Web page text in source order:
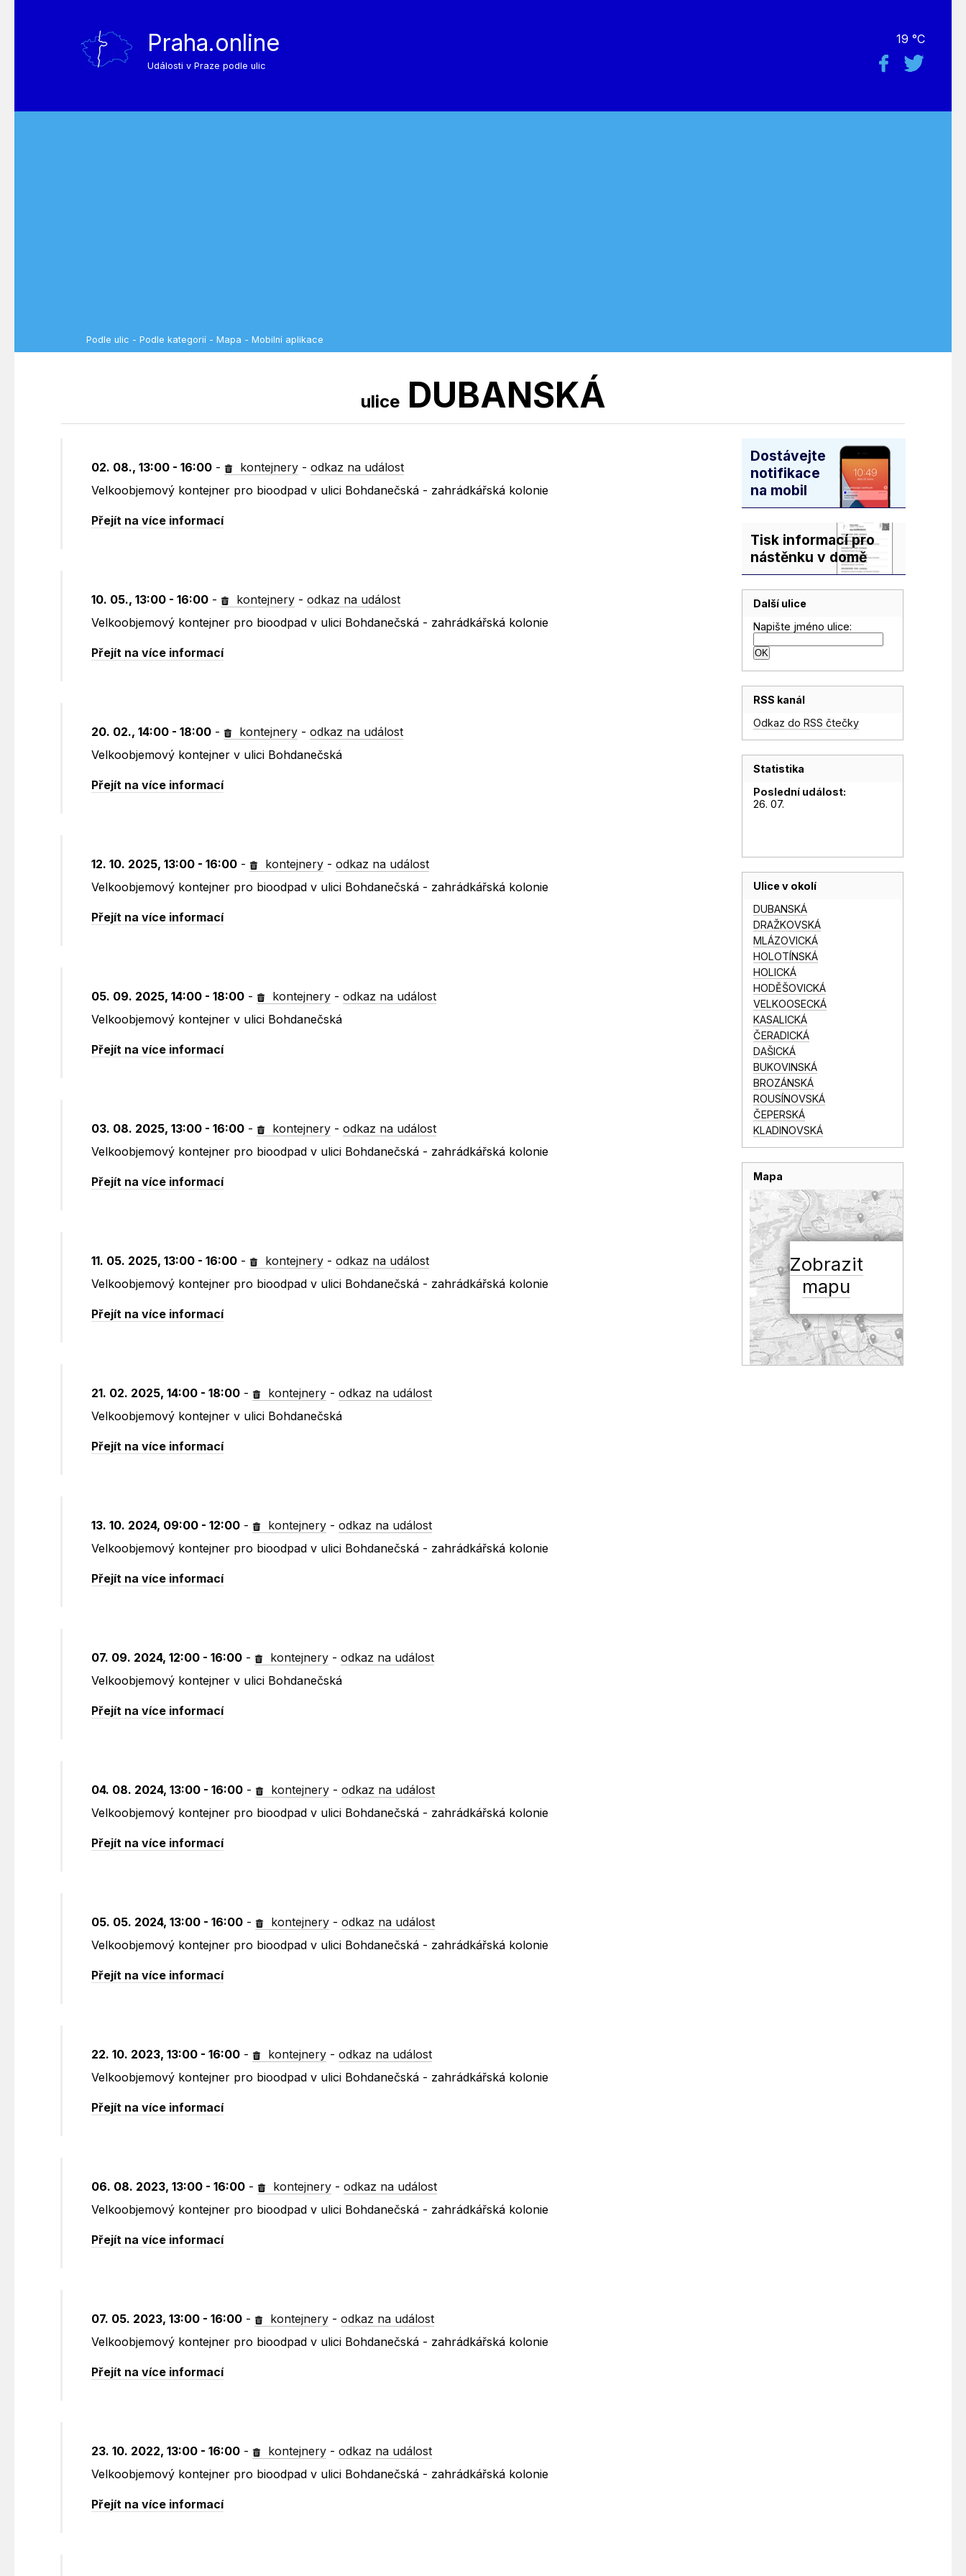
Praha.online
Události v Praze podle ulic
19 °C
Podle ulic - Podle kategorií - Mapa - Mobilní aplikace
uliceDUBANSKÁ
02. 08., 13:00 - 16:00 - kontejnery -odkaz na událost
Velkoobjemový kontejner pro bioodpad v ulici Bohdanečská - zahrádkářská kolonie
Přejít na více informací
10. 05., 13:00 - 16:00 - kontejnery -odkaz na událost
Velkoobjemový kontejner pro bioodpad v ulici Bohdanečská - zahrádkářská kolonie
Přejít na více informací
20. 02., 14:00 - 18:00 - kontejnery -odkaz na událost
Velkoobjemový kontejner v ulici Bohdanečská
Přejít na více informací
12. 10. 2025, 13:00 - 16:00 - kontejnery -odkaz na událost
Velkoobjemový kontejner pro bioodpad v ulici Bohdanečská - zahrádkářská kolonie
Přejít na více informací
05. 09. 2025, 14:00 - 18:00 - kontejnery -odkaz na událost
Velkoobjemový kontejner v ulici Bohdanečská
Přejít na více informací
03. 08. 2025, 13:00 - 16:00 - kontejnery -odkaz na událost
Velkoobjemový kontejner pro bioodpad v ulici Bohdanečská - zahrádkářská kolonie
Přejít na více informací
11. 05. 2025, 13:00 - 16:00 - kontejnery -odkaz na událost
Velkoobjemový kontejner pro bioodpad v ulici Bohdanečská - zahrádkářská kolonie
Přejít na více informací
21. 02. 2025, 14:00 - 18:00 - kontejnery -odkaz na událost
Velkoobjemový kontejner v ulici Bohdanečská
Přejít na více informací
13. 10. 2024, 09:00 - 12:00 - kontejnery -odkaz na událost
Velkoobjemový kontejner pro bioodpad v ulici Bohdanečská - zahrádkářská kolonie
Přejít na více informací
07. 09. 2024, 12:00 - 16:00 - kontejnery -odkaz na událost
Velkoobjemový kontejner v ulici Bohdanečská
Přejít na více informací
04. 08. 2024, 13:00 - 16:00 - kontejnery -odkaz na událost
Velkoobjemový kontejner pro bioodpad v ulici Bohdanečská - zahrádkářská kolonie
Přejít na více informací
05. 05. 2024, 13:00 - 16:00 - kontejnery -odkaz na událost
Velkoobjemový kontejner pro bioodpad v ulici Bohdanečská - zahrádkářská kolonie
Přejít na více informací
22. 10. 2023, 13:00 - 16:00 - kontejnery -odkaz na událost
Velkoobjemový kontejner pro bioodpad v ulici Bohdanečská - zahrádkářská kolonie
Přejít na více informací
06. 08. 2023, 13:00 - 16:00 - kontejnery -odkaz na událost
Velkoobjemový kontejner pro bioodpad v ulici Bohdanečská - zahrádkářská kolonie
Přejít na více informací
07. 05. 2023, 13:00 - 16:00 - kontejnery -odkaz na událost
Velkoobjemový kontejner pro bioodpad v ulici Bohdanečská - zahrádkářská kolonie
Přejít na více informací
23. 10. 2022, 13:00 - 16:00 - kontejnery -odkaz na událost
Velkoobjemový kontejner pro bioodpad v ulici Bohdanečská - zahrádkářská kolonie
Přejít na více informací
Dostávejte
notifikace
na mobil
Tisk informací pro
nástěnku v domě
Další ulice
Napište jméno ulice:
RSS kanál
Odkaz do RSS čtečky
Statistika
Poslední událost:
26. 07.
Ulice v okolí
DUBANSKÁ
DRAŽKOVSKÁ
MLÁZOVICKÁ
HOLOTÍNSKÁ
HOLICKÁ
HODĚŠOVICKÁ
VELKOOSECKÁ
KASALICKÁ
ČERADICKÁ
DAŠICKÁ
BUKOVINSKÁ
BROZÁNSKÁ
ROUSÍNOVSKÁ
ČEPERSKÁ
KLADINOVSKÁ
Mapa
Zobrazit
mapu